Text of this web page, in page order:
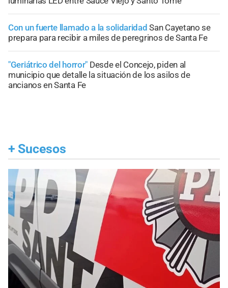
Con un fuerte llamado a la solidaridad San Cayetano se
prepara para recibir a miles de peregrinos de Santa Fe
"Geriátrico del horror" Desde el Concejo, piden al
municipio que detalle la situación de los asilos de
ancianos en Santa Fe
+ Sucesos